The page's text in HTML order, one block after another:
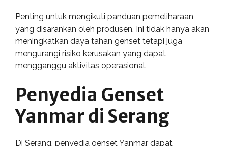
Penting untuk mengikuti panduan pemeliharaan
yang disarankan oleh produsen. Ini tidak hanya akan
meningkatkan daya tahan genset tetapi juga
mengurangi risiko kerusakan yang dapat
mengganggu aktivitas operasional.
Penyedia Genset
Yanmar di Serang
Di Serang, penyedia genset Yanmar dapat